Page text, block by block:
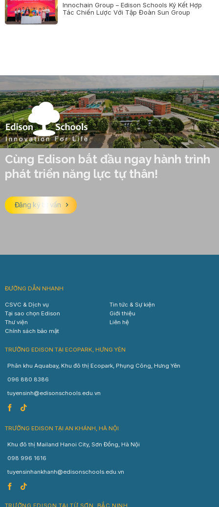
Innochain Group – Edison Schools Ký Kết Hợp
Tác Chiến Lược Với Tập Đoàn Sun Group
Cùng Edison bắt đầu ngay hành trình
phát triển năng lực tự thân!
Đăng ký tư vấn
ĐƯỜNG DẪN NHANH
CSVC & Dịch vụ
Tin tức & Sự kiện
Tại sao chọn Edison
Giới thiệu
Thư viện
Liên hệ
Chính sách bảo mật
TRƯỜNG EDISON TẠI ECOPARK, HƯNG YÊN
Phân khu Aquabay, Khu đô thị Ecopark, Phụng Công, Hưng Yên
096 880 8386
tuyensinh@edisonschools.edu.vn
TRƯỜNG EDISON TẠI AN KHÁNH, HÀ NỘI
Khu đô thị Mailand Hanoi City, Sơn Đồng, Hà Nội
098 996 1616
tuyensinhankhanh@edisonschools.edu.vn
TRƯỜNG EDISON TẠI TỪ SƠN, BẮC NINH